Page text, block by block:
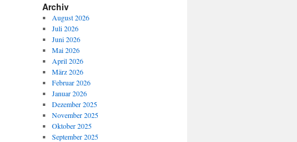
Archiv
August 2026
Juli 2026
Juni 2026
Mai 2026
April 2026
März 2026
Februar 2026
Januar 2026
Dezember 2025
November 2025
Oktober 2025
September 2025